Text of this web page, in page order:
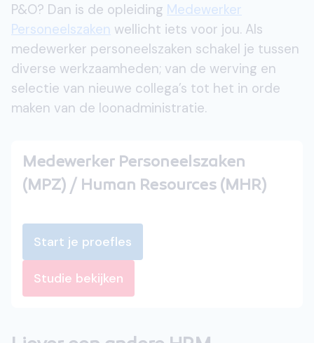
P&O? Dan is de opleiding Medewerker
Personeelszaken wellicht iets voor jou. Als
medewerker personeelszaken schakel je tussen
diverse werkzaamheden; van de werving en
selectie van nieuwe collega’s tot het in orde
maken van de loonadministratie.
Medewerker Personeelszaken
(MPZ) / Human Resources (MHR)
Start je proefles
Studie bekijken